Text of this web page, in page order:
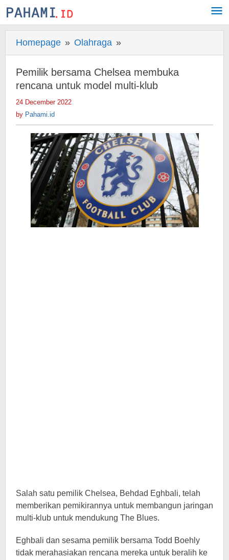
Skip
to
Homepage » Olahraga »
bersama
Chelsea
membuka
model
multi-
klub
Pemilik bersama Chelsea membuka
rencana untuk model multi-klub
24 December 2022
by Pahami.id
Salah satu pemilik Chelsea, Behdad Eghbali, telah
memberikan pemikirannya untuk membangun jaringan
multi-klub untuk mendukung The Blues.
Eghbali dan sesama pemilik bersama Todd Boehly
tidak merahasiakan rencana mereka untuk beralih ke